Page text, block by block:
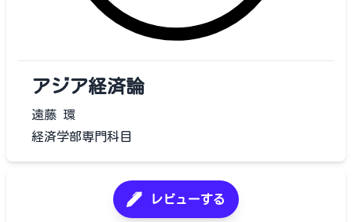
アジア経済論
遠藤 環
経済学部専門科目
レビューする